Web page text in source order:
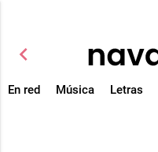
chevron_left
En red Música Letras